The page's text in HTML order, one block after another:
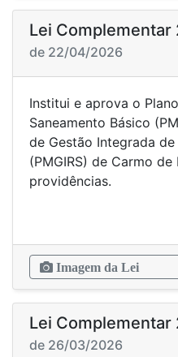
Lei Complementar
de 22/04/2026
Institui e aprova o
Saneamento Básico
de Gestão Integrada
(PMGIRS) de Carmo
providências.
Imagem da Lei
Lei Complementar
de 26/03/2026